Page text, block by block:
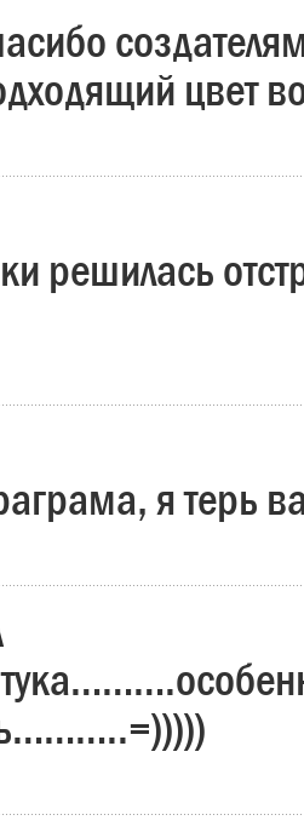
цвет
решилась
я терь